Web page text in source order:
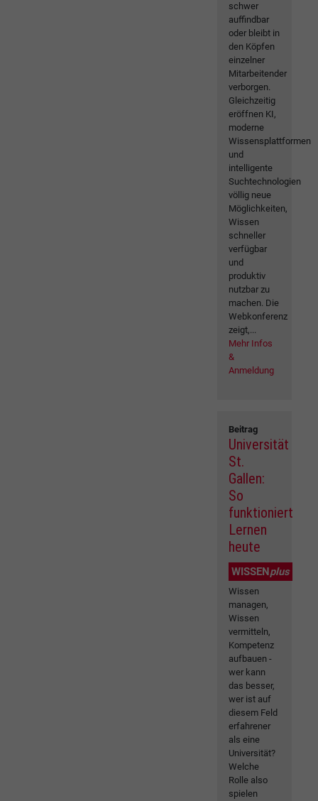
schwer
auffindbar
oder bleibt in
den Köpfen
einzelner
Mitarbeitender
verborgen.
Gleichzeitig
eröffnen KI,
moderne
Wissensplattformen
und
intelligente
Suchtechnologien
völlig neue
Möglichkeiten,
Wissen
schneller
verfügbar
und
produktiv
nutzbar zu
machen. Die
Webkonferenz
zeigt,...
Mehr Infos
&
Anmeldung
Beitrag
Universität
St.
Gallen:
So
funktioniert
Lernen
heute
WISSENplus
Wissen
managen,
Wissen
vermitteln,
Kompetenz
aufbauen -
wer kann
das besser,
wer ist auf
diesem Feld
erfahrener
als eine
Universität?
Welche
Rolle also
spielen